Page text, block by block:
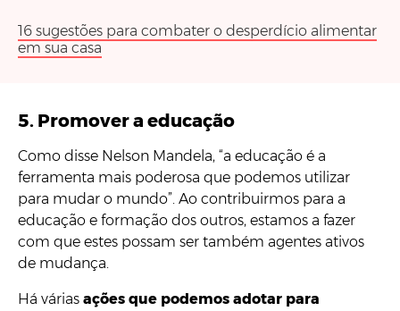
16 sugestões para combater o desperdício alimentar
em sua casa
5. Promover a educação
Como disse Nelson Mandela, “a educação é a
ferramenta mais poderosa que podemos utilizar
para mudar o mundo”. Ao contribuirmos para a
educação e formação dos outros, estamos a fazer
com que estes possam ser também agentes ativos
de mudança.
Há várias ações que podemos adotar para